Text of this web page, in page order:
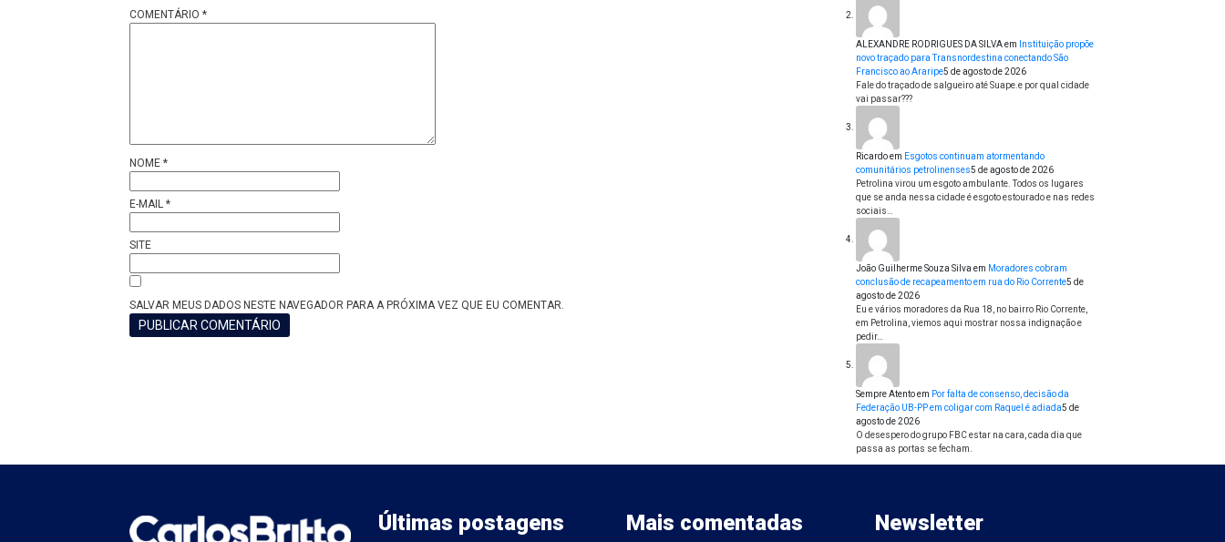
COMENTÁRIO *
NOME *
E-MAIL *
SITE
SALVAR MEUS DADOS NESTE NAVEGADOR PARA A PRÓXIMA VEZ QUE EU COMENTAR.
ALEXANDRE RODRIGUES DA SILVAem
Instituição propõe
novo traçado para Transnordestina conectando São
Francisco ao Araripe5 de agosto de 2026
Fale do traçado de salgueiro até Suape.e por qual cidade
vai passar???
Ricardoem Esgotos continuam atormentando
comunitários petrolinenses5 de agosto de 2026
Petrolina virou um esgoto ambulante. Todos os lugares
que se anda nessa cidade é esgoto estourado e nas redes
sociais…
João Guilherme Souza Silva em Moradores cobram
conclusão de recapeamento em rua do Rio Corrente5 de
agosto de 2026
Eu e vários moradores da Rua 18, no bairro Rio Corrente,
em Petrolina, viemos aqui mostrar nossa indignação e
pedir…
Sempre Atentoem Por falta de consenso, decisão da
Federação UB-PP em coligar com Raquel é adiada5 de
agosto de 2026
O desespero do grupo FBC estar na cara, cada dia que
passa as portas se fecham.
Últimas postagens Mais comentadas Newsletter